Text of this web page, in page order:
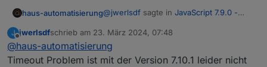
haus-automatisierung@jwerlsdf sagte in JavaScript 7.9.0 -
und jetzt bekomme ich wieder den
Bitte mit 7.10.1 testen. Der generierte
J
Offline
jwerlsdfschrieb am 23. März 2024, 07:48
zuletzt editiert von
@haus-automatisierung
Timeout Problem ist mit der Version 7.10.1 leider nicht